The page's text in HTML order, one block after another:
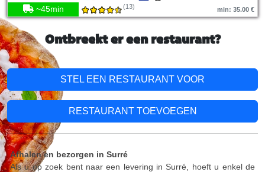
~45min (13) min: 35.00 €
Ontbreekt er een restaurant?
STEL EEN RESTAURANT VOOR
RESTAURANT TOEVOEGEN
Afhalen en bezorgen in Surré
Als u op zoek bent naar een levering in Surré, hoeft u enkel de